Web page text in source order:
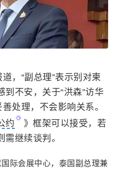
，“副总理”表示别对柬
不安，关于“洪森”访华
处理，不会影响关系。
约
》框架可以接受，若
继续谈判。
际会展中心，泰国副总理兼